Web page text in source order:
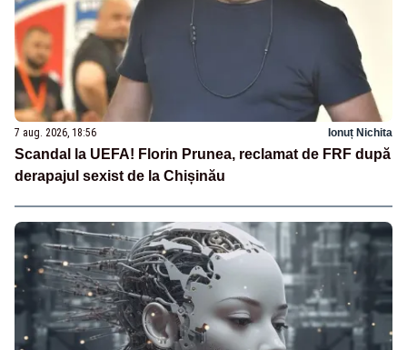
7 aug. 2026, 18:56 Ionuț Nichita
Scandal la UEFA! Florin Prunea, reclamat de FRF după
derapajul sexist de la Chișinău